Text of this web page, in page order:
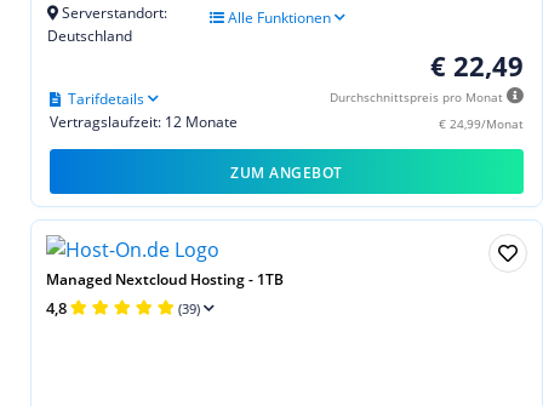
Serverstandort:
Deutschland
Alle Funktionen
€ 22,49
Durchschnittspreis pro Monat
€ 24,99/Monat
Vertragslaufzeit: 12 Monate
Tarifdetails
ZUM ANGEBOT
Managed Nextcloud Hosting - 1TB
4,8 (39)